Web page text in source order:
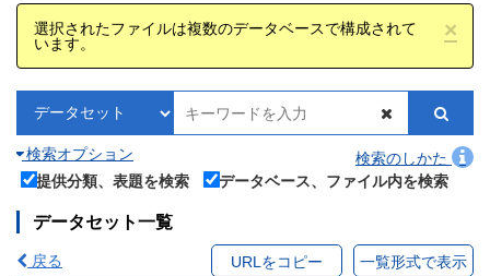
×
選択されたファイルは複数のデータベースで構成されて
います。
検索オプション
検索のしかた
提供分類、表題を検索
データベース、ファイル内を検索
データセット一覧
戻る URLをコピー 一覧形式で表示